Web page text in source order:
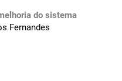
do sistema
Fernandes